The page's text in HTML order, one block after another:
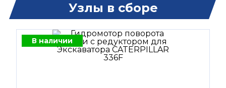
Узлы в сборе
В наличии